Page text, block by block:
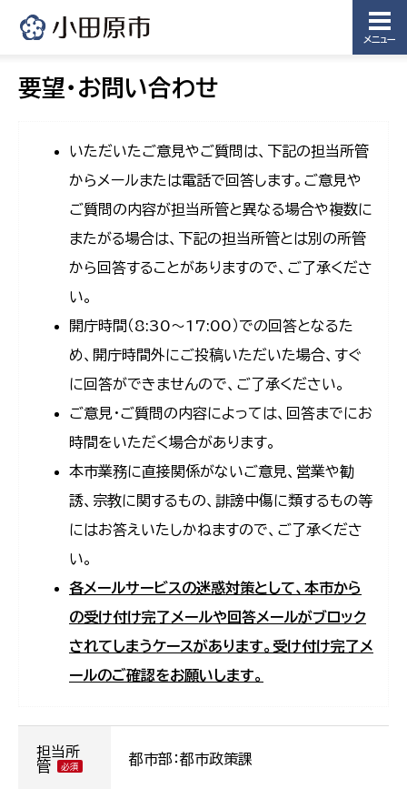
メニュー
要望・お問い合わせ
いただいたご意見やご質問は、下記の担当所管
からメールまたは電話で回答します。ご意見や
ご質問の内容が担当所管と異なる場合や複数に
またがる場合は、下記の担当所管とは別の所管
から回答することがありますので、ご了承くださ
い。
開庁時間（8:30〜17:00）での回答となるた
め、開庁時間外にご投稿いただいた場合、すぐ
に回答ができませんので、ご了承ください。
ご意見・ご質問の内容によっては、回答までにお
時間をいただく場合があります。
本市業務に直接関係がないご意見、営業や勧
誘、宗教に関するもの、誹謗中傷に類するもの等
にはお答えいたしかねますので、ご了承くださ
い。
各メールサービスの迷惑対策として、本市から
の受け付け完了メールや回答メールがブロック
されてしまうケースがあります。受け付け完了メ
ールのご確認をお願いします。
担当所
管
都市部：都市政策課